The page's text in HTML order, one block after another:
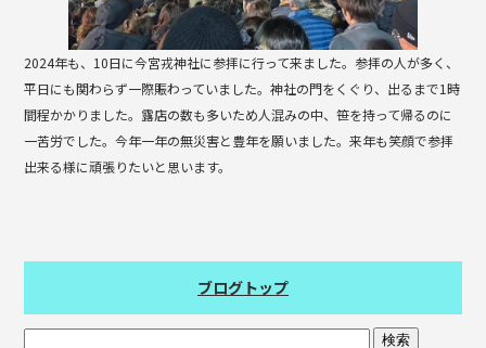
2024年も、10日に今宮戎神社に参拝に行って来ました。参拝の人が多く、
平日にも関わらず一際賑わっていました。神社の門をくぐり、出るまで1時
間程かかりました。露店の数も多いため人混みの中、笹を持って帰るのに
一苦労でした。今年一年の無災害と豊年を願いました。来年も笑顔で参拝
出来る様に頑張りたいと思います。
ブログトップ